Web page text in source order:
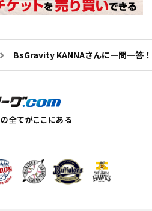
BsGravity KANNAさんに一問一答